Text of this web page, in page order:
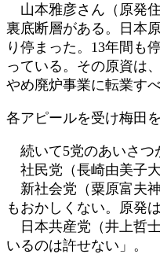
山本雅彦さん（原発
裏底断層がある。日本
り停まった。13年間も
っている。その原資は
やめ廃炉事業に転業すべ
各アピールを受け梅田
続いて5党のあいさつ
社民党（長崎由美子
新社会党（粟原富夫
もおかしくない。原発
日本共産党（井上哲
いるのは許せない」。